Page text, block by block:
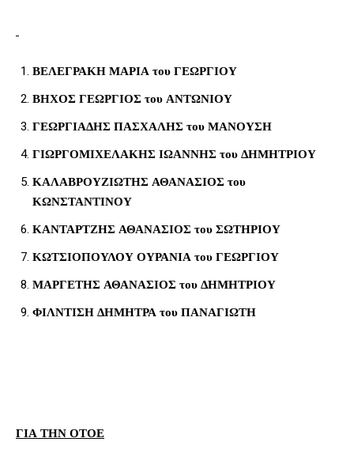
ΒΕΛΕΓΡΑΚΗ ΜΑΡΙΑ του ΓΕΩΡΓΙΟΥ
ΒΗΧΟΣ ΓΕΩΡΓΙΟΣ του ΑΝΤΩΝΙΟΥ
ΓΕΩΡΓΙΑΔΗΣ ΠΑΣΧΑΛΗΣ του ΜΑΝΟΥΣΗ
ΓΙΩΡΓΟΜΙΧΕΛΑΚΗΣ ΙΩΑΝΝΗΣ του ΔΗΜΗΤΡΙΟΥ
ΚΑΛΑΒΡΟΥΖΙΩΤΗΣ ΑΘΑΝΑΣΙΟΣ του
ΚΩΝΣΤΑΝΤΙΝΟΥ
ΚΑΝΤΑΡΤΖΗΣ ΑΘΑΝΑΣΙΟΣ του ΣΩΤΗΡΙΟΥ
ΚΩΤΣΙΟΠΟΥΛΟΥ ΟΥΡΑΝΙΑ του ΓΕΩΡΓΙΟΥ
ΜΑΡΓΕΤΗΣ ΑΘΑΝΑΣΙΟΣ του ΔΗΜΗΤΡΙΟΥ
ΦΙΛΝΤΙΣΗ ΔΗΜΗΤΡΑ του ΠΑΝΑΓΙΩΤΗ
ΓΙΑ ΤΗΝ ΟΤΟΕ